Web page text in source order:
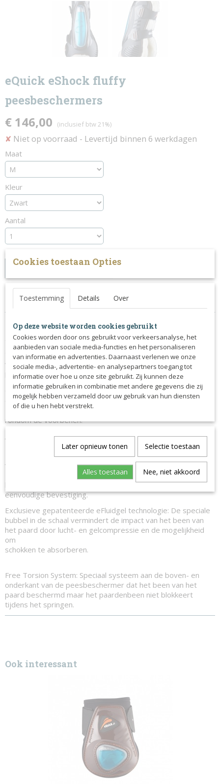
eQuick eShock fluffy
peesbeschermers
€ 146,00 (inclusief btw 21%)
✘ Niet op voorraad - Levertijd binnen 6 werkdagen
Maat
Kleur
Aantal
Specificaties
43-4462
Omschrijving
eQuickeShock fluffy peesbeschermers met het
gepatenteerde eFluidgel systeem.
Variant met imitatiewol, ook wel 'No Kill' genoemd. Extra
luchtig en zacht!
Gemaakt met materialen van hoge kwaliteit, betrouwbaarheid
en duurzaamheid.
De anatomische vorm zorgt voor een goede aansluiting
rondom de voorbenen.
Beschermend tegen verwondingen en zorgen tegelijkertijd
voor comfort.
Buitenste schelp versterkt met TPU; Artificieel lamswollen
voering.
Lycra randen om zweren te voorkomen; Twee
bevestigingspunten en elastische band zorgen voor een
eenvoudige bevestiging.
Exclusieve gepatenteerde eFluidgel technologie: De speciale
bubbel in de schaal vermindert de impact van het been van
het paard door lucht- en gelcompressie en de mogelijkheid
om
schokken te absorberen.
Free Torsion System: Speciaal systeem aan de boven- en
onderkant van de peesbeschermer dat het been van het
paard beschermd maar het paardenbeen niet blokkeert
tijdens het springen.
Ook interessant
Cookies toestaan Opties
Toestemming Details Over
Op deze website worden cookies gebruikt
Cookies worden door ons gebruikt voor verkeersanalyse, het
aanbieden van sociale media-functies en het personaliseren
van informatie en advertenties. Daarnaast verlenen we onze
sociale media-, advertentie- en analysepartners toegang tot
informatie over hoe u onze site gebruikt. Zij kunnen deze
informatie gebruiken in combinatie met andere gegevens die zij
mogelijk hebben verzameld door uw gebruik van hun diensten
of die u hen hebt verstrekt.
Later opnieuw tonen Selectie toestaan
Alles toestaan Nee, niet akkoord